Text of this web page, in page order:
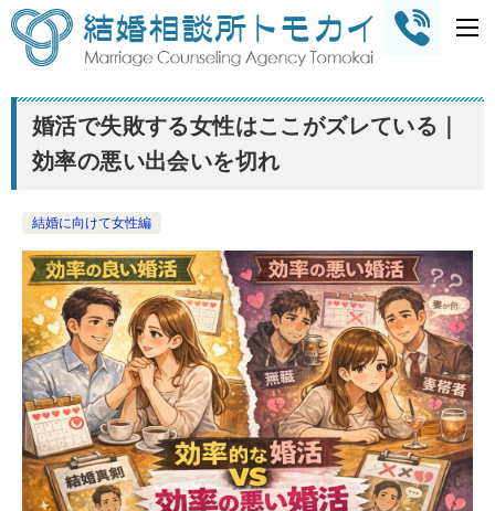
婚活で失敗する女性はここがズレている｜
効率の悪い出会いを切れ
結婚に向けて女性編